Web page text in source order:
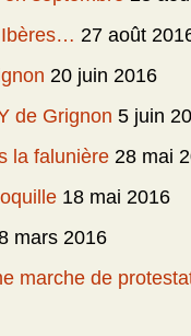
Ibères… 27 août
20 juin 2016
de Grignon 5 juin
la falunière 28 mai
18 mai 2016
mars 2016
marche de